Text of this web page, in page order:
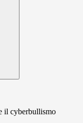
il cyberbullismo